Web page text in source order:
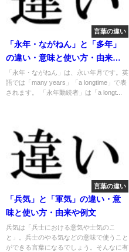
言葉の違い
「永年・ながねん」と「多年」
の違い・意味と使い方・由来や
例文
「永年・ながねん」は、永い年月です。英
語では「many years」「a longtime」で表
されます。 「永年勤続者」は「a longt...
言葉の違い
「兵気」と「軍気」の違い・意
味と使い方・由来や例文
兵気は「兵士における意気や士気のこ
と」。兵士のやる気などの意味で使うこと
ができる言葉になるでしょう。そんなに有